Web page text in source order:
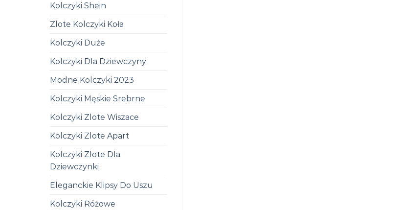
Kolczyki Shein
Zlote Kolczyki Koła
Kolczyki Duże
Kolczyki Dla Dziewczyny
Modne Kolczyki 2023
Kolczyki Męskie Srebrne
Kolczyki Zlote Wiszace
Kolczyki Zlote Apart
Kolczyki Zlote Dla
Dziewczynki
Eleganckie Klipsy Do Uszu
Kolczyki Różowe